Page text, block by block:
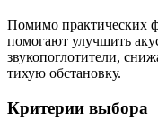
Помимо практических
помогают улучшить
звукопоглотители,
тихую обстановку.
Критерии выбора